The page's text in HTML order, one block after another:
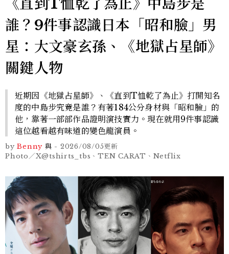
《直到T恤乾了為止》中島步是
誰？9件事認識日本「昭和臉」男
星：大文豪玄孫、《地獄占星師》
關鍵人物
近期因《地獄占星師》、《直到T恤乾了為止》打開知名
度的中島步究竟是誰？有著184公分身材與「昭和臉」的
他，靠著一部部作品證明演技實力。現在就用9件事認識
這位越看越有味道的變色龍演員。
by Benny 與 - 2026/08/05更新
Photo／X@tshirts_tbs、TEN CARAT、Netflix